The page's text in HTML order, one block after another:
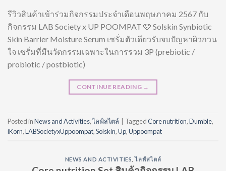
รีวิวสินค้าเข้าร่วมกิจกรรมประจำเดือนพฤษภาคม 2567 กับ
กิจกรรม LAB Society x UP POOMPAT 🩷 Solskin Synbiotic
Skin Barrier Moisture Serum เซรั่มตัวเดียวรับจบปัญหาผิวกวน
ใจ เซรั่มที่มีนวัตกรรมเฉพาะในการรวม 3P (prebiotic /
probiotic / postbiotic)
CONTINUE READING →
Posted inNews and Activities,ไลฟ์สไตล์ TaggedCore nutrition,Dumble,
iKorn,LABSocietyxUppoompat,Solskin,Up,Uppoompat
NEWS AND ACTIVITIES ,ไลฟ์สไตล์